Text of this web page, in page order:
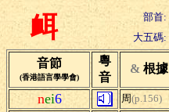
衈 部首:
大五碼:
音節
(香港語言學學會)
粵
音
& 根據
nei6 周(p.156)